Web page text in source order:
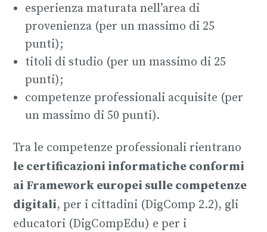
esperienza maturata nell’area di
provenienza (per un massimo di 25
punti);
titoli di studio (per un massimo di 25
punti);
competenze professionali acquisite (per
un massimo di 50 punti).
Tra le competenze professionali rientrano
le certificazioni informatiche conformi
ai Framework europei sulle competenze
digitali, per i cittadini (DigComp 2.2), gli
educatori (DigCompEdu) e per i